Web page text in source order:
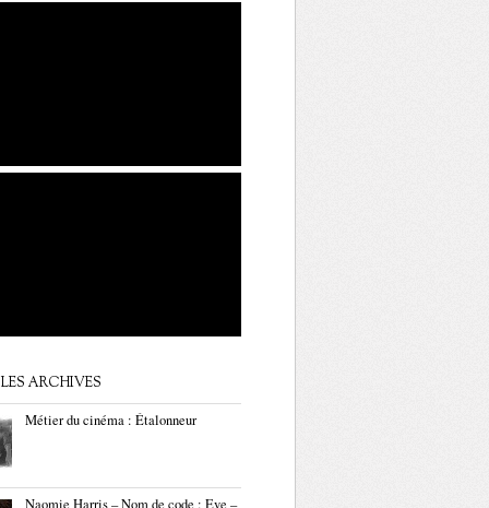
ARCHIVES
Métier du cinéma : Étalonneur
Naomie Harris – Nom de code : Eve –